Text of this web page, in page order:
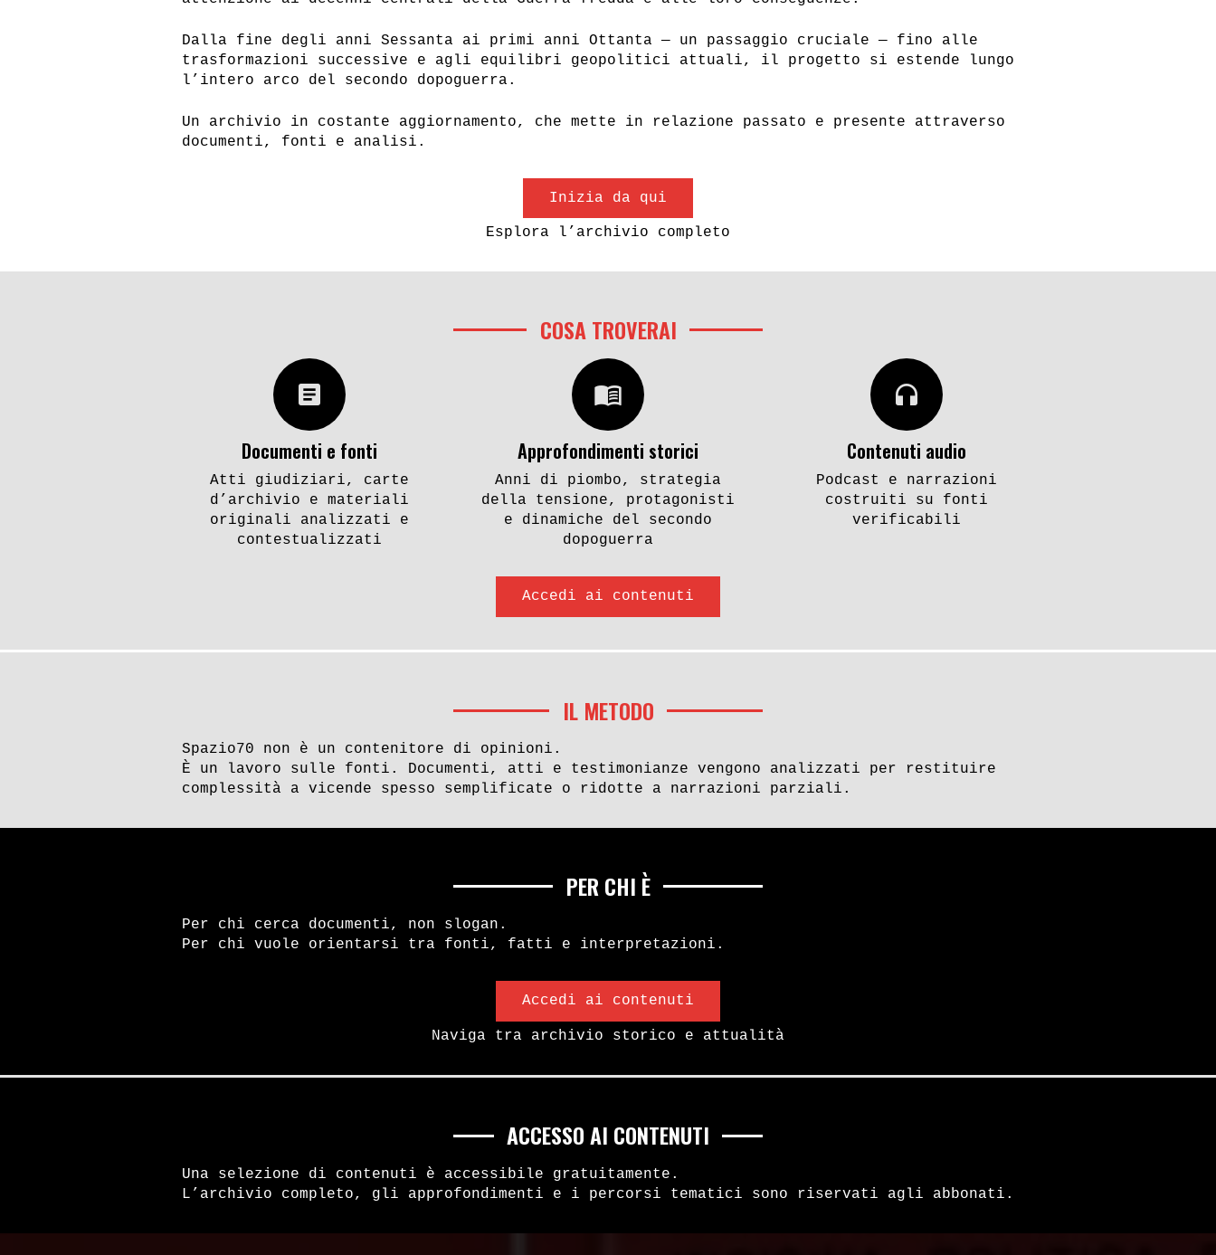
Dalla fine degli anni Sessanta ai primi anni Ottanta — un passaggio cruciale — fino alle
trasformazioni successive e agli equilibri geopolitici attuali, il progetto si estende lungo
l’intero arco del secondo dopoguerra.
Un archivio in costante aggiornamento, che mette in relazione passato e presente attraverso
documenti, fonti e analisi.
Inizia da qui
Esplora l’archivio completo
COSA TROVERAI
article
Documenti e fonti
Atti giudiziari, carte
d’archivio e materiali
originali analizzati e
contestualizzati
menu_book
Approfondimenti storici
Anni di piombo, strategia
della tensione, protagonisti
e dinamiche del secondo
dopoguerra
headphones
Contenuti audio
Podcast e narrazioni
costruiti su fonti
verificabili
Accedi ai contenuti
IL METODO
Spazio70 non è un contenitore di opinioni.
È un lavoro sulle fonti. Documenti, atti e testimonianze vengono analizzati per restituire
complessità a vicende spesso semplificate o ridotte a narrazioni parziali.
PER CHI È
Per chi cerca documenti, non slogan.
Per chi vuole orientarsi tra fonti, fatti e interpretazioni.
Accedi ai contenuti
Naviga tra archivio storico e attualità
ACCESSO AI CONTENUTI
Una selezione di contenuti è accessibile gratuitamente.
L’archivio completo, gli approfondimenti e i percorsi tematici sono riservati agli abbonati.